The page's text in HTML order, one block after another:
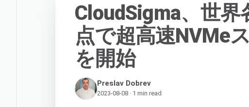
CloudSigma、世
点で超高速NVMe
を開始
Preslav Dobrev
2023-08-08 · 1 min read